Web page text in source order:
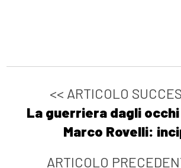
<< ARTICOLO
La guerriera dagli
Marco Rovelli:
ARTICOLO